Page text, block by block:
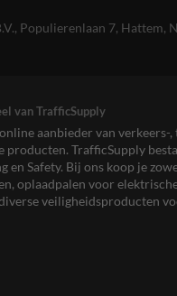
Populierenlaan 7, Hattem,
van TrafficSupply
aanbieder van
producten. TrafficSupply
en Safety. Bij ons koop je
oplaadpalen voor
veiligheidsproducten